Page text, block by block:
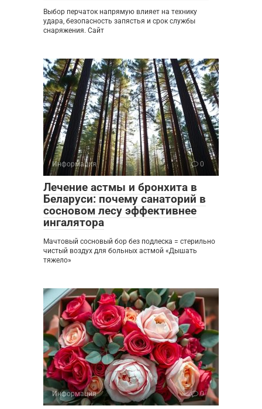
Выбор перчаток напрямую влияет на технику
удара, безопасность запястья и срок службы
снаряжения. Сайт
Информация 0
Лечение астмы и бронхита в
Беларуси: почему санаторий в
сосновом лесу эффективнее
ингалятора
Мачтовый сосновый бор без подлеска = стерильно
чистый воздух для больных астмой «Дышать
тяжело»
Информация 0